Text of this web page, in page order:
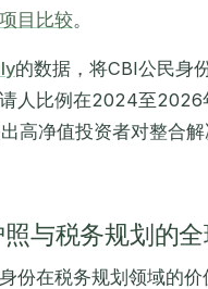
目比较。
的数据，将CBI公民身
人比例在2024至2026
高净值投资者对整合
与税务规划的
份在税务规划领域的